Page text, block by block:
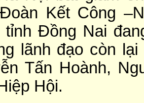
Kết Công
tỉnh Đồng Nai
lãnh đạo còn
Tấn Hoành,
Hội.